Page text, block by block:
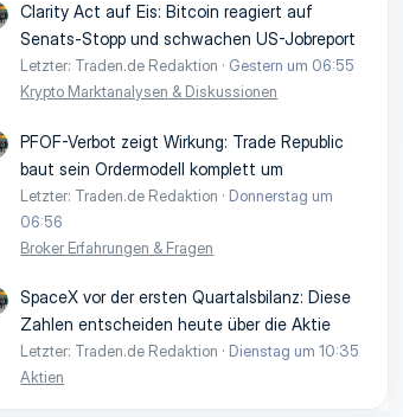
Clarity Act auf Eis: Bitcoin reagiert auf
Senats-Stopp und schwachen US-Jobreport
Letzter: Traden.de Redaktion
Gestern um 06:55
Krypto Marktanalysen & Diskussionen
PFOF-Verbot zeigt Wirkung: Trade Republic
baut sein Ordermodell komplett um
Letzter: Traden.de Redaktion
Donnerstag um
06:56
Broker Erfahrungen & Fragen
SpaceX vor der ersten Quartalsbilanz: Diese
Zahlen entscheiden heute über die Aktie
Letzter: Traden.de Redaktion
Dienstag um 10:35
Aktien